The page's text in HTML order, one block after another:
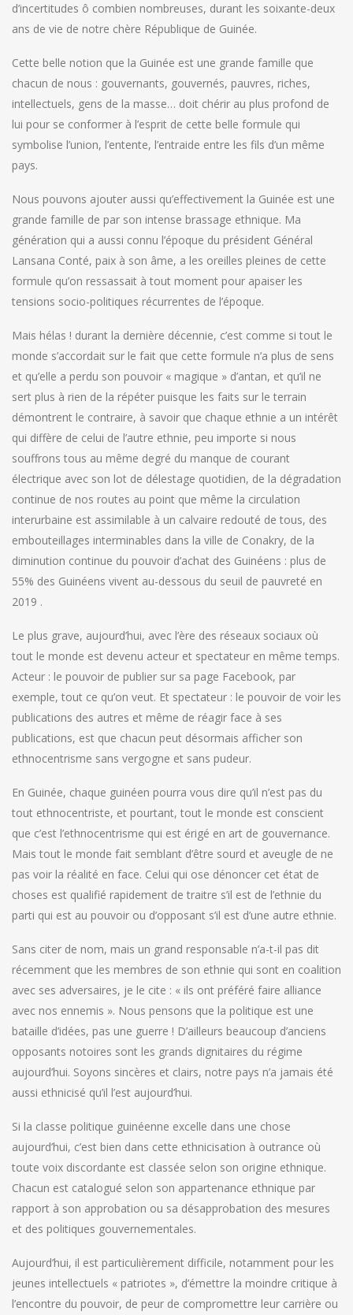
d’incertitudes ô combien nombreuses, durant les soixante-deux
ans de vie de notre chère République de Guinée.
Cette belle notion que la Guinée est une grande famille que
chacun de nous : gouvernants, gouvernés, pauvres, riches,
intellectuels, gens de la masse… doit chérir au plus profond de
lui pour se conformer à l’esprit de cette belle formule qui
symbolise l’union, l’entente, l’entraide entre les fils d’un même
pays.
Nous pouvons ajouter aussi qu’effectivement la Guinée est une
grande famille de par son intense brassage ethnique. Ma
génération qui a aussi connu l’époque du président Général
Lansana Conté, paix à son âme, a les oreilles pleines de cette
formule qu’on ressassait à tout moment pour apaiser les
tensions socio-politiques récurrentes de l’époque.
Mais hélas ! durant la dernière décennie, c’est comme si tout le
monde s’accordait sur le fait que cette formule n’a plus de sens
et qu’elle a perdu son pouvoir « magique » d’antan, et qu’il ne
sert plus à rien de la répéter puisque les faits sur le terrain
démontrent le contraire, à savoir que chaque ethnie a un intérêt
qui diffère de celui de l’autre ethnie, peu importe si nous
souffrons tous au même degré du manque de courant
électrique avec son lot de délestage quotidien, de la dégradation
continue de nos routes au point que même la circulation
interurbaine est assimilable à un calvaire redouté de tous, des
embouteillages interminables dans la ville de Conakry, de la
diminution continue du pouvoir d’achat des Guinéens : plus de
55% des Guinéens vivent au-dessous du seuil de pauvreté en
2019 .
Le plus grave, aujourd’hui, avec l’ère des réseaux sociaux où
tout le monde est devenu acteur et spectateur en même temps.
Acteur : le pouvoir de publier sur sa page Facebook, par
exemple, tout ce qu’on veut. Et spectateur : le pouvoir de voir les
publications des autres et même de réagir face à ses
publications, est que chacun peut désormais afficher son
ethnocentrisme sans vergogne et sans pudeur.
En Guinée, chaque guinéen pourra vous dire qu’il n’est pas du
tout ethnocentriste, et pourtant, tout le monde est conscient
que c’est l’ethnocentrisme qui est érigé en art de gouvernance.
Mais tout le monde fait semblant d’être sourd et aveugle de ne
pas voir la réalité en face. Celui qui ose dénoncer cet état de
choses est qualifié rapidement de traitre s’il est de l’ethnie du
parti qui est au pouvoir ou d’opposant s’il est d’une autre ethnie.
Sans citer de nom, mais un grand responsable n’a-t-il pas dit
récemment que les membres de son ethnie qui sont en coalition
avec ses adversaires, je le cite : « ils ont préféré faire alliance
avec nos ennemis ». Nous pensons que la politique est une
bataille d’idées, pas une guerre ! D’ailleurs beaucoup d’anciens
opposants notoires sont les grands dignitaires du régime
aujourd’hui. Soyons sincères et clairs, notre pays n’a jamais été
aussi ethnicisé qu’il l’est aujourd’hui.
Si la classe politique guinéenne excelle dans une chose
aujourd’hui, c’est bien dans cette ethnicisation à outrance où
toute voix discordante est classée selon son origine ethnique.
Chacun est catalogué selon son appartenance ethnique par
rapport à son approbation ou sa désapprobation des mesures
et des politiques gouvernementales.
Aujourd’hui, il est particulièrement difficile, notamment pour les
jeunes intellectuels « patriotes », d’émettre la moindre critique à
l’encontre du pouvoir, de peur de compromettre leur carrière ou